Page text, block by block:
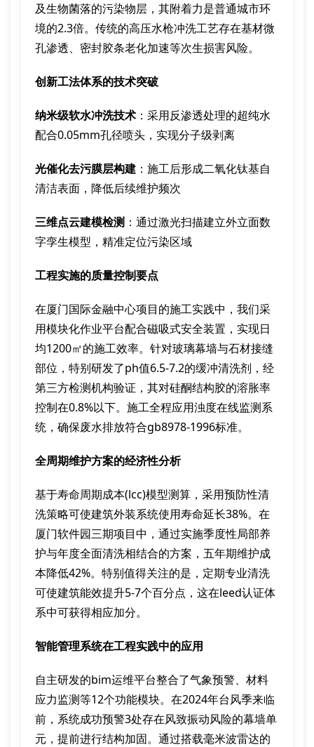
及生物菌落的污染物层，其附着力是普通城市环
境的2.3倍。传统的高压水枪冲洗工艺存在基材微
孔渗透、密封胶条老化加速等次生损害风险。
创新工法体系的技术突破
纳米级软水冲洗技术 ：采用反渗透处理的超纯水
配合0.05mm孔径喷头，实现分子级剥离
光催化去污膜层构建 ：施工后形成二氧化钛基自
清洁表面，降低后续维护频次
三维点云建模检测 ：通过激光扫描建立外立面数
字孪生模型，精准定位污染区域
工程实施的质量控制要点
在厦门国际金融中心项目的施工实践中，我们采
用模块化作业平台配合磁吸式安全装置，实现日
均1200㎡的施工效率。针对玻璃幕墙与石材接缝
部位，特别研发了ph值6.5-7.2的缓冲清洗剂，经
第三方检测机构验证，其对硅酮结构胶的溶胀率
控制在0.8%以下。施工全程应用浊度在线监测系
统，确保废水排放符合gb8978-1996标准。
全周期维护方案的经济性分析
基于寿命周期成本(lcc)模型测算，采用预防性清
洗策略可使建筑外装系统使用寿命延长38%。在
厦门软件园三期项目中，通过实施季度性局部养
护与年度全面清洗相结合的方案，五年期维护成
本降低42%。特别值得关注的是，定期专业清洗
可使建筑能效提升5-7个百分点，这在leed认证体
系中可获得相应加分。
智能管理系统在工程实践中的应用
自主研发的bim运维平台整合了气象预警、材料
应力监测等12个功能模块。在2024年台风季来临
前，系统成功预警3处存在风致振动风险的幕墙单
元，提前进行结构加固。通过搭载毫米波雷达的